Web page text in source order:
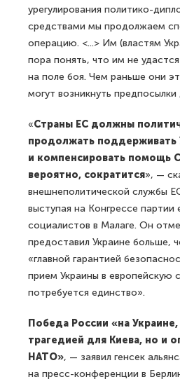
урегулирования политико-
средствами мы продолжаем
операцию. <...> Им (властям
пора понять, что им не
на поле боя. Чем раньше они
могут возникнуть предпосылки
«Страны ЕС должны
продолжать поддерживать
и компенсировать помощь
вероятно, сократится», —
внешнеполитической службы
выступая на Конгрессе партии
социалистов в Малаге. Он
предоставил Украине больше,
«главной гарантией
прием Украины в европейскую
потребуется единство».
Победа России «на
трагедией для Киева, но и
НАТО», — заявил генсек
на пресс-конференции в